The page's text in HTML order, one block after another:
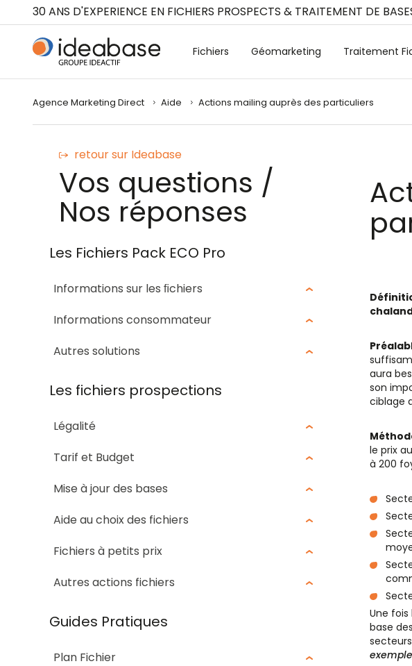
30 ANS D'EXPERIENCE EN FICHIERS PROSPECTS & TRAITEMENT DE
Fichiers Géomarketing Traitement
Agence Marketing Direct Aide Actions mailing auprès des particuliers
retour sur Ideabase
Vos questions /
Nos réponses
Les Fichiers Pack ECO Pro
Informations sur les ﬁchiers
Informations consommateur
Autres solutions
Les fichiers prospections
Légalité
Tarif et Budget
Mise à jour des bases
Aide au choix des fichiers
Fichiers à petits prix
Autres actions fichiers
Guides Pratiques
Plan Fichier
aura
son
ciblage
le prix
à 200
Une
base
Panneau de gestion des cookies